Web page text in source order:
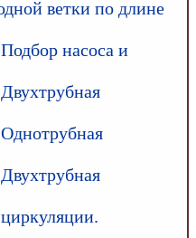
ветки по длине
насоса и